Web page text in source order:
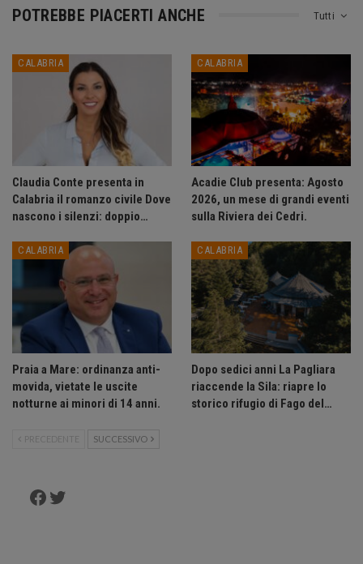
Tutti
POTREBBE PIACERTI ANCHE
CALABRIA
Claudia Conte presenta in
Calabria il romanzo civile Dove
nascono i silenzi: doppio…
CALABRIA
Acadie Club presenta: Agosto
2026, un mese di grandi eventi
sulla Riviera dei Cedri.
CALABRIA
Praia a Mare: ordinanza anti-
movida, vietate le uscite
notturne ai minori di 14 anni.
CALABRIA
Dopo sedici anni La Pagliara
riaccende la Sila: riapre lo
storico rifugio di Fago del…
PRECEDENTE SUCCESSIVO
Facebook
Twitter